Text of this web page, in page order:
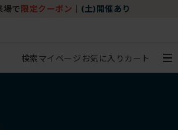
場で 限定クーポン (土)開催あり
検索マイページ お気に入り カート